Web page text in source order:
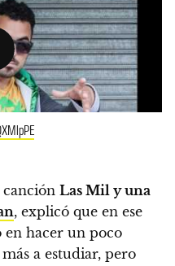
canción Las Mil y una
, explicó que en ese
en hacer un poco
a estudiar, pero